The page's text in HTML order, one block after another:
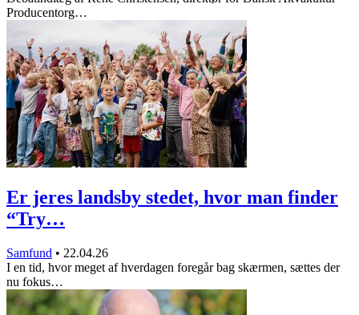
Producentorg…
Er jeres landsby stedet, hvor man finder
“Try…
Samfund • 22.04.26
I en tid, hvor meget af hverdagen foregår bag skærmen, sættes der
nu fokus…